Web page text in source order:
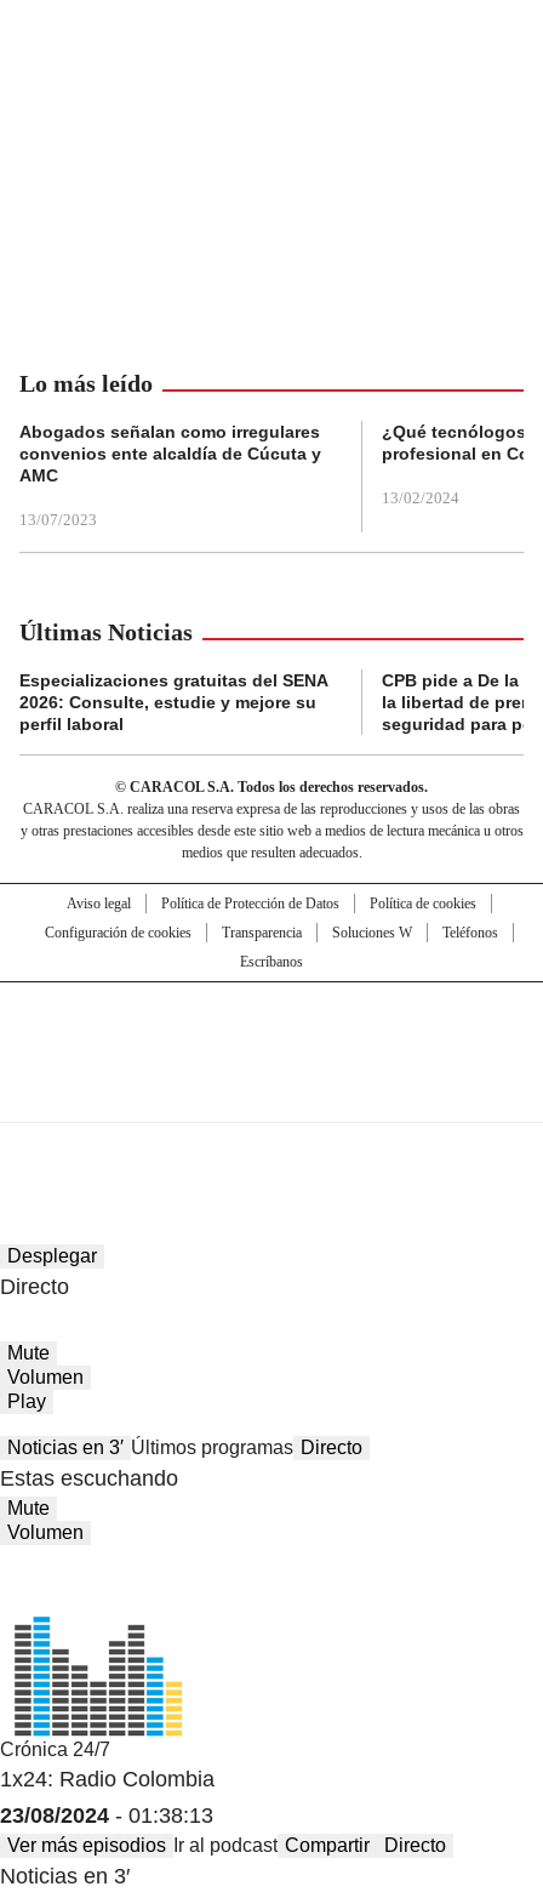
Lo más leído
Abogados señalan como irregulares
convenios ente alcaldía de Cúcuta y
AMC
13/07/2023
¿Qué tecnólogos
profesional en
13/02/2024
Últimas Noticias
Especializaciones gratuitas del SENA
2026: Consulte, estudie y mejore su
perfil laboral
CPB pide a De la
la libertad de
seguridad para
© CARACOL S.A. Todos los derechos reservados.
CARACOL S.A. realiza una reserva expresa de las reproducciones y usos de las obras
y otras prestaciones accesibles desde este sitio web a medios de lectura mecánica u otros
medios que resulten adecuados.
Aviso legal Política de Protección de Datos
Política de cookies
Configuración de cookies
Transparencia Soluciones W
Teléfonos
Escríbanos
Desplegar
Directo
Mute
Volumen
Play
Noticias en 3′ Últimos programas Directo
Estas escuchando
Mute
Volumen
Crónica 24/7
1x24: Radio Colombia
23/08/2024 - 01:38:13
Ver más episodios Ir al podcast Compartir Directo
Noticias en 3′